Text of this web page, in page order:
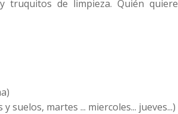
truquitos de limpieza. Quién quiere
suelos, martes ... miercoles... jueves...)